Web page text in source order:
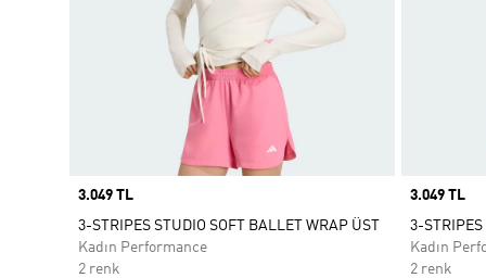
Price
3.049 TL
3-STRIPES STUDIO SOFT BALLET WRAP ÜST
Kadın Performance
2 renk
Price
3.049 TL
3-STRIPES
Kadın
2 renk